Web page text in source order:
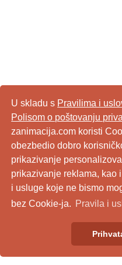
U skladu s Pravilima i
Polisom o poštovanju
zanimacija.com koristi
obezbedio dobro
prikazivanje
prikazivanje reklama, kao
i usluge koje ne bismo
bez Cookie-ja. Pravila i